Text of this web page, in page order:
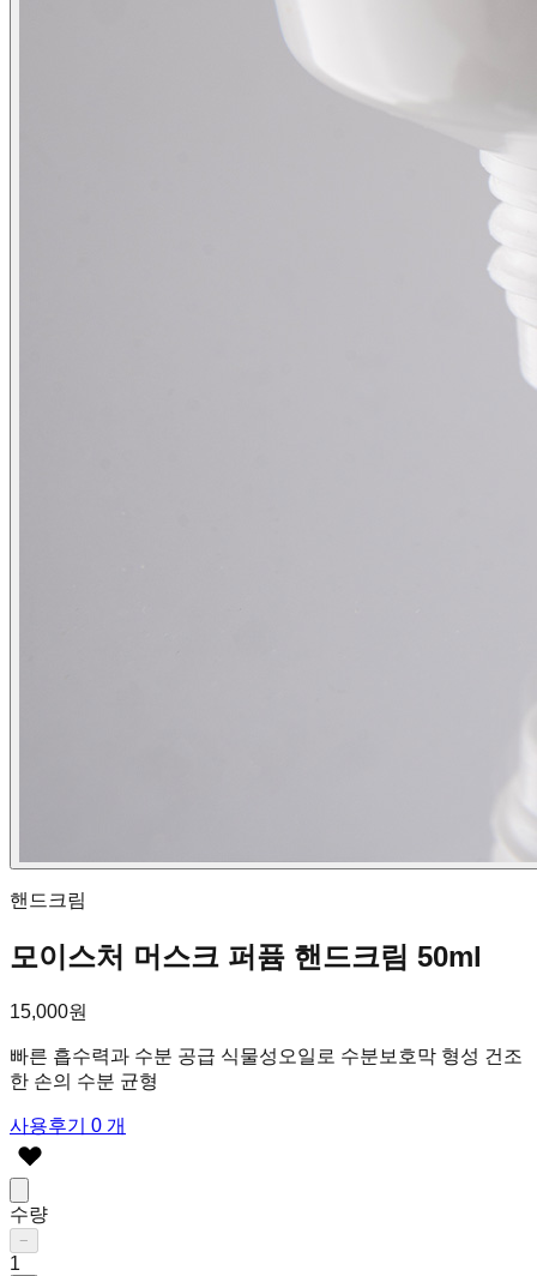
핸드크림
모이스처 머스크 퍼퓸 핸드크림 50ml
15,000원
빠른 흡수력과 수분 공급 식물성오일로 수분보호막 형성 건조
한 손의 수분 균형
사용후기 0 개
수량
−
1